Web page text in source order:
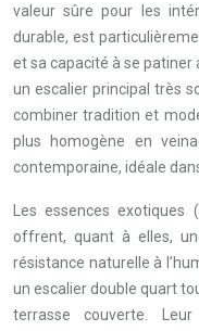
valeur sûre pour les
durable, est
et sa capacité à se
un escalier principal très
combiner tradition et
plus homogène en
contemporaine, idéale
Les essences
offrent, quant à elles,
résistance naturelle à
un escalier double quart
terrasse couverte.